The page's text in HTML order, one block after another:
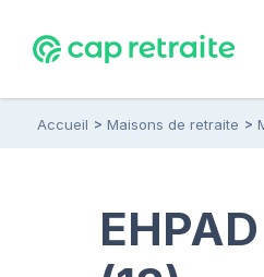
Accueil Maisons de retraite